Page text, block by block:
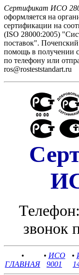
Сертификат ИСО
оформляется на
сертификации на
(ISO 28000:2005)
поставок".
помощь в получении
по телефону или
ros@rosteststandart.ru
Телефон:
звонок
•
ГЛАВНАЯ
• ИСО
9001
•